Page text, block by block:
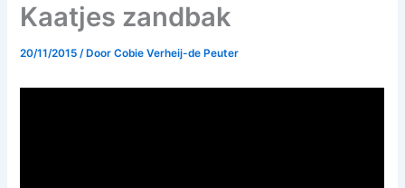
Kaatjes zandbak
20/11/2015/ DoorCobie Verheij-de Peuter